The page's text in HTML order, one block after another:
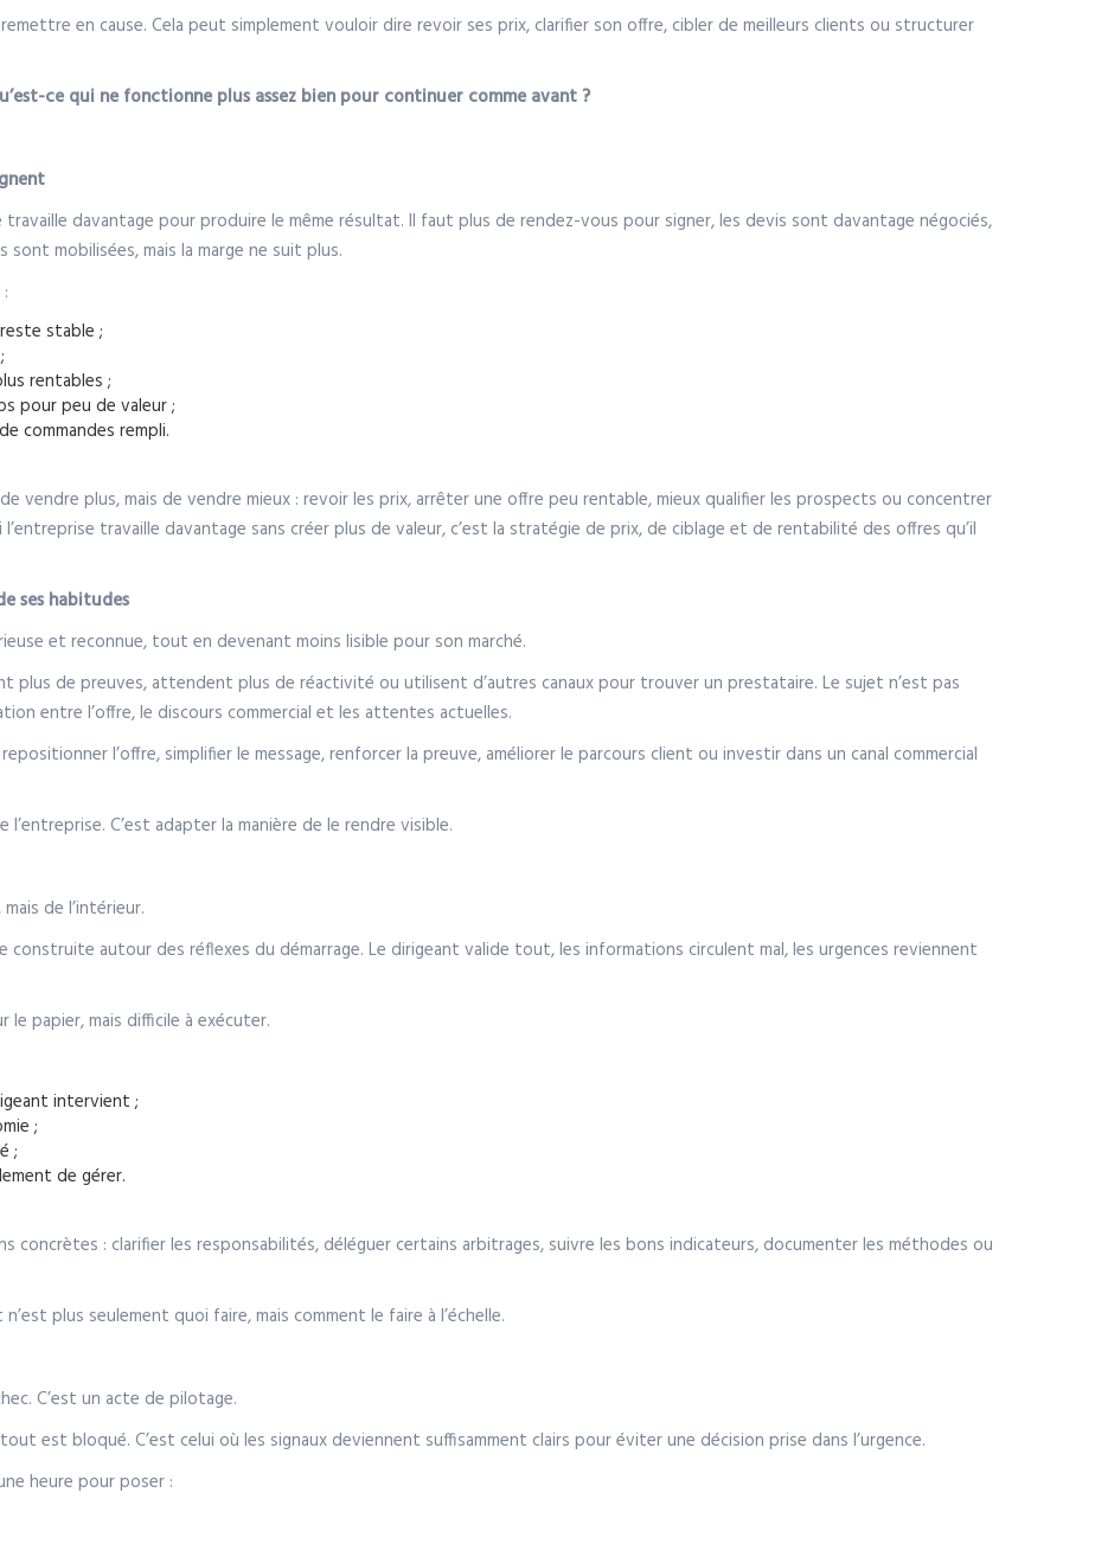
en cause. Cela peut simplement vouloir dire revoir ses prix, clarifier son offre, cibler de meilleurs clients ou structurer
ce qui ne fonctionne plus assez bien pour continuer comme avant ?
travaille davantage pour produire le même résultat. Il faut plus de rendez-vous pour signer, les devis sont davantage négociés,
sont mobilisées, mais la marge ne suit plus.
stable ;
rentables ;
pour peu de valeur ;
commandes rempli.
vendre plus, mais de vendre mieux : revoir les prix, arrêter une offre peu rentable, mieux qualifier les prospects ou concentrer
travaille davantage sans créer plus de valeur, c’est la stratégie de prix, de ciblage et de rentabilité des offres qu’il
ses habitudes
et reconnue, tout en devenant moins lisible pour son marché.
plus de preuves, attendent plus de réactivité ou utilisent d’autres canaux pour trouver un prestataire. Le sujet n’est pas
entre l’offre, le discours commercial et les attentes actuelles.
l’offre, simplifier le message, renforcer la preuve, améliorer le parcours client ou investir dans un canal commercial
C’est adapter la manière de le rendre visible.
de l’intérieur.
construite autour des réflexes du démarrage. Le dirigeant valide tout, les informations circulent mal, les urgences reviennent
papier, mais difficile à exécuter.
intervient ;
;
;
de gérer.
concrètes : clarifier les responsabilités, déléguer certains arbitrages, suivre les bons indicateurs, documenter les méthodes ou
plus seulement quoi faire, mais comment le faire à l’échelle.
C’est un acte de pilotage.
est bloqué. C’est celui où les signaux deviennent suffisamment clairs pour éviter une décision prise dans l’urgence.
heure pour poser :